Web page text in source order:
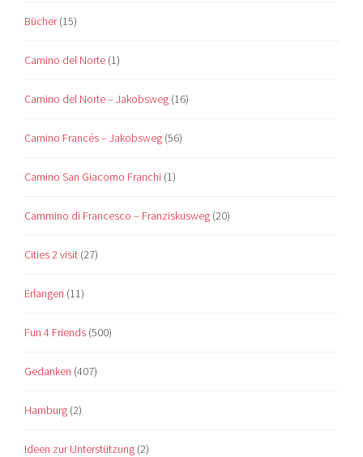
Bücher(15)
Camino del Norte (1)
Camino del Norte – Jakobsweg (16)
Camino Francés – Jakobsweg (56)
Camino San Giacomo Franchi (1)
Cammino di Francesco – Franziskusweg (20)
Cities 2 visit (27)
Erlangen (11)
Fun 4 Friends (500)
Gedanken (407)
Hamburg (2)
Ideen zur Unterstützung (2)